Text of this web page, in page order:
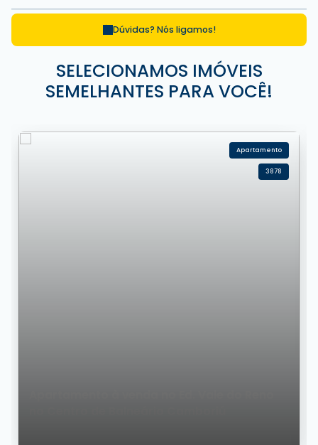
Dúvidas? Nós ligamos!
SELECIONAMOS IMÓVEIS
SEMELHANTES PARA VOCÊ!
Apartamento
3878